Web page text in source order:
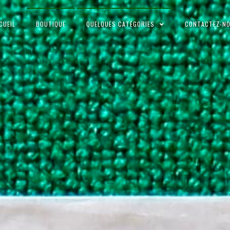
BOUTIQUE QUELQUES CATÉGORIES CONTACTEZ-